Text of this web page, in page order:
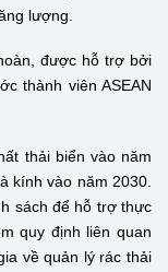
lượng.
được hỗ trợ bởi
thành viên ASEAN
thải biển vào năm
kính vào năm 2030.
sách để hỗ trợ thực
quy định liên quan
về quản lý rác thải